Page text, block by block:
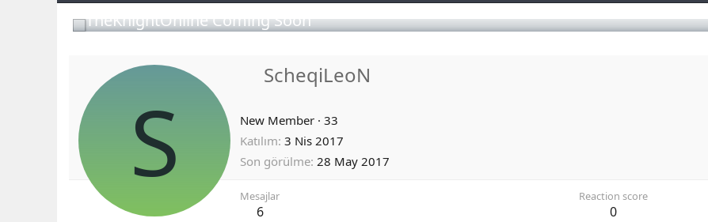
TheKnightOnline Coming Soon
S
ScheqiLeoN
New Member · 33
Katılım 3 Nis 2017
Son görülme 28 May 2017
Mesajlar
6
Reaction score
0